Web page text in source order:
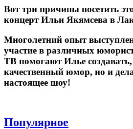
Вот три причины посетить
концерт Ильи Якямсева в
Многолетний опыт
участие в различных
ТВ помогают Илье создавать,
качественный юмор, но и
настоящее шоу!
Популярное